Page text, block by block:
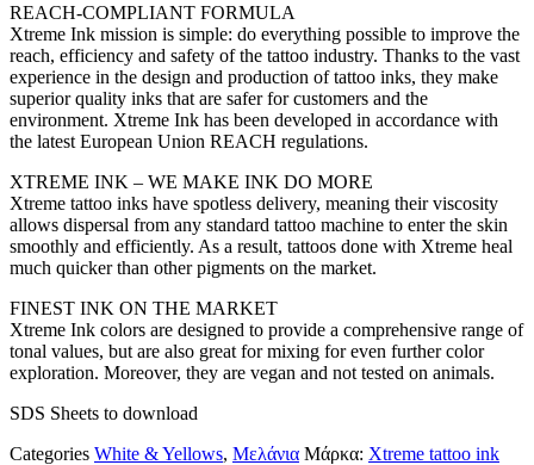
REACH-COMPLIANT FORMULA
Xtreme Ink mission is simple: do everything possible to improve the
reach, efficiency and safety of the tattoo industry. Thanks to the vast
experience in the design and production of tattoo inks, they make
superior quality inks that are safer for customers and the
environment. Xtreme Ink has been developed in accordance with
the latest European Union REACH regulations.
XTREME INK – WE MAKE INK DO MORE
Xtreme tattoo inks have spotless delivery, meaning their viscosity
allows dispersal from any standard tattoo machine to enter the skin
smoothly and efficiently. As a result, tattoos done with Xtreme heal
much quicker than other pigments on the market.
FINEST INK ON THE MARKET
Xtreme Ink colors are designed to provide a comprehensive range of
tonal values, but are also great for mixing for even further color
exploration. Moreover, they are vegan and not tested on animals.
SDS Sheets to download
Categories White & Yellows, Μελάνια Μάρκα: Xtreme tattoo ink